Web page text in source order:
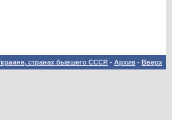
странах бывшего СССР. - Архив - Вверх